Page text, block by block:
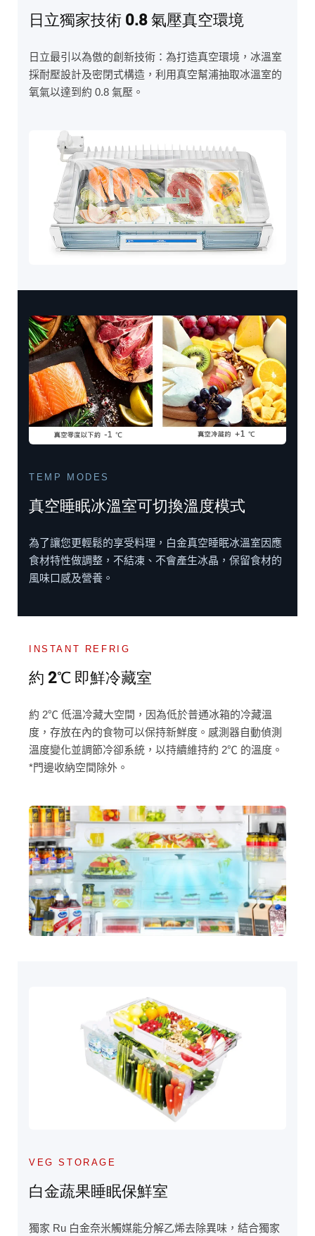
日立獨家技術 0.8 氣壓真空環境
日立最引以為傲的創新技術：為打造真空環境，冰溫室
採耐壓設計及密閉式構造，利用真空幫浦抽取冰溫室的
氧氣以達到約 0.8 氣壓。
TEMP MODES
真空睡眠冰溫室可切換溫度模式
為了讓您更輕鬆的享受料理，白金真空睡眠冰溫室因應
食材特性做調整，不結凍、不會產生冰晶，保留食材的
風味口感及營養。
INSTANT REFRIG
約 2℃ 即鮮冷藏室
約 2℃ 低溫冷藏大空間，因為低於普通冰箱的冷藏溫
度，存放在內的食物可以保持新鮮度。感測器自動偵測
溫度變化並調節冷卻系統，以持續維持約 2℃ 的溫度。
*門邊收納空間除外。
VEG STORAGE
白金蔬果睡眠保鮮室
獨家 Ru 白金奈米觸媒能分解乙烯去除異味，結合獨家